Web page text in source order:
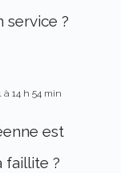
service ?
à 14 h 54 min
est
faillite ?